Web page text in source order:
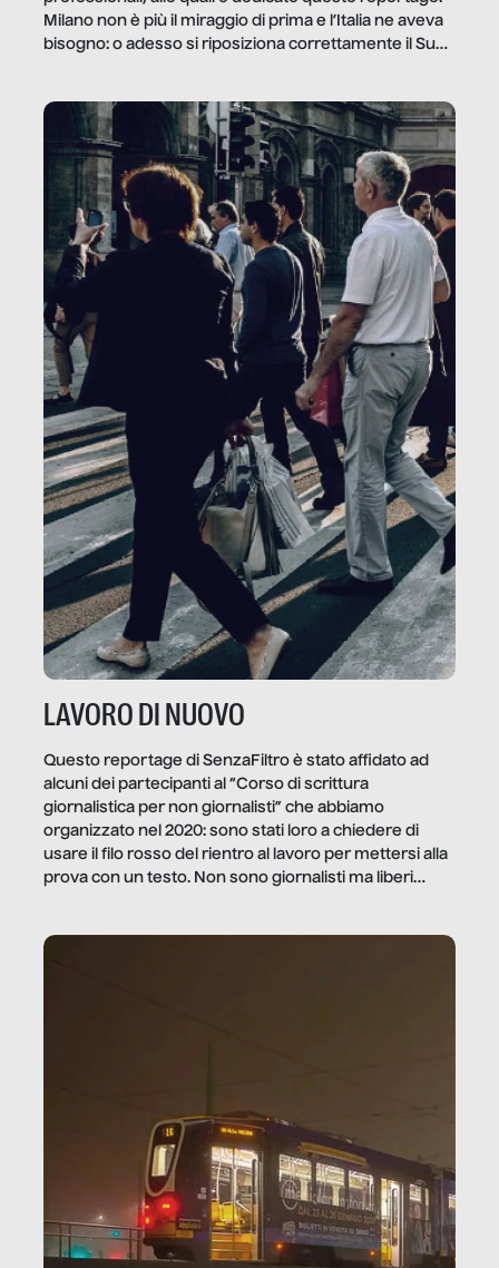
Milano non è più il miraggio di prima e l’Italia ne aveva
bisogno: o adesso si riposiziona correttamente il Sud
LAVORO DI NUOVO
Questo reportage di SenzaFiltro è stato affidato ad
alcuni dei partecipanti al “Corso di scrittura
giornalistica per non giornalisti” che abbiamo
organizzato nel 2020: sono stati loro a chiedere di
usare il filo rosso del rientro al lavoro per mettersi alla
prova con un testo. Non sono giornalisti ma liberi